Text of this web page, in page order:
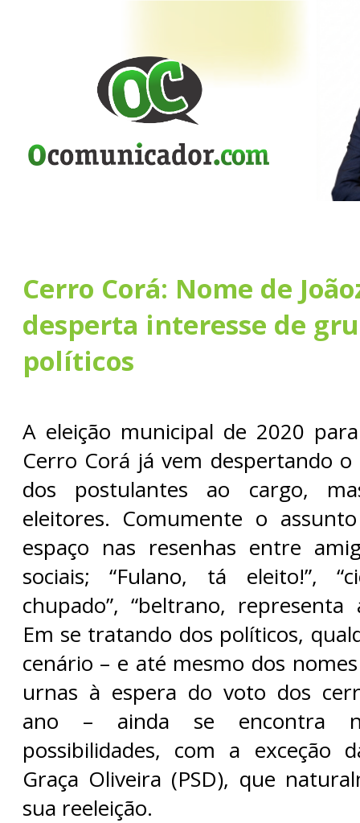
Cerro Corá: Nome de
desperta interesse de
políticos
A eleição municipal de 2020
Cerro Corá já vem despertando
dos postulantes ao cargo,
eleitores. Comumente o
espaço nas resenhas entre
sociais; “Fulano, tá eleito!”,
chupado”, “beltrano, representa
Em se tratando dos políticos,
cenário – e até mesmo dos
urnas à espera do voto dos
ano – ainda se encontra
possibilidades, com a exceção
Graça Oliveira (PSD), que
sua reeleição.